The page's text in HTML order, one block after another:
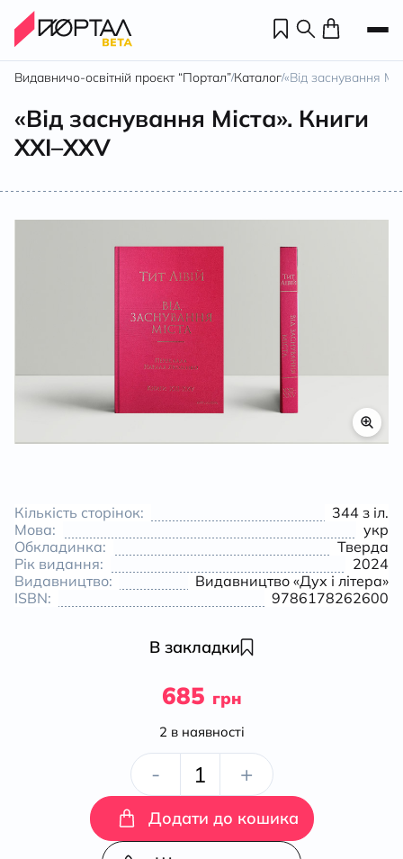
Видавничо-освітній проєкт “Портал”/Каталог/«Від заснування
«Від заснування Міста». Книги
XXI–ХXV
Кількість сторінок:
344 з іл.
Мова:
укр
Обкладинка:
Тверда
Рік видання:
2024
Видавництво:
Видавництво «Дух і літера»
ISBN:
9786178262600
В закладки
685 грн
2 в наявності
-
«Від
заснування
+
Додати до кошика